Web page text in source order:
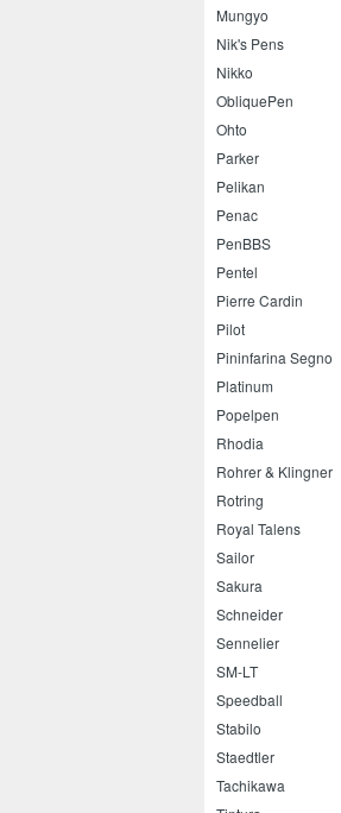
Mungyo
Nik's Pens
Nikko
ObliquePen
Ohto
Parker
Pelikan
Penac
PenBBS
Pentel
Pierre Cardin
Pilot
Pininfarina Segno
Platinum
Popelpen
Rhodia
Rohrer & Klingner
Rotring
Royal Talens
Sailor
Sakura
Schneider
Sennelier
SM-LT
Speedball
Stabilo
Staedtler
Tachikawa